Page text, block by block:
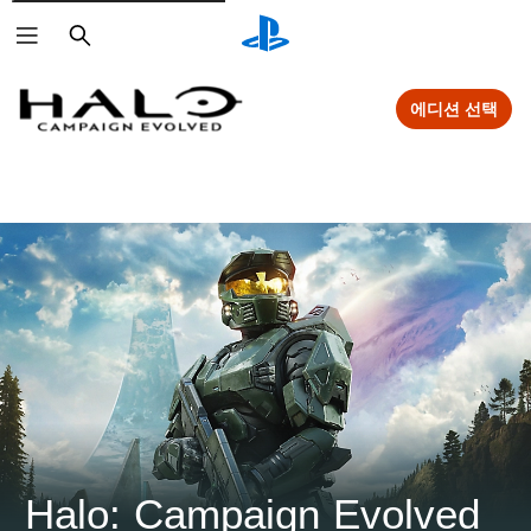
검
색
에디션 선택
Halo: Campaign Evolved